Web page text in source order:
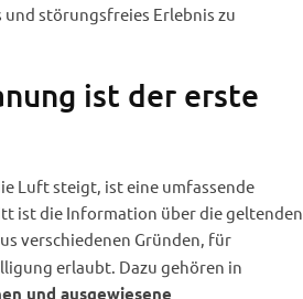
störungsfreies Erlebnis zu
ist der erste
Luft steigt, ist eine umfassende
ist die Information über die geltenden
verschiedenen Gründen, für
erlaubt. Dazu gehören in
und ausgewiesene